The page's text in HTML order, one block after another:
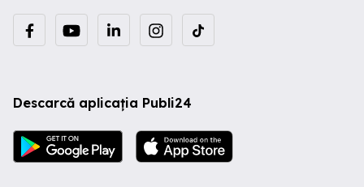
Descarcă aplicația Publi24